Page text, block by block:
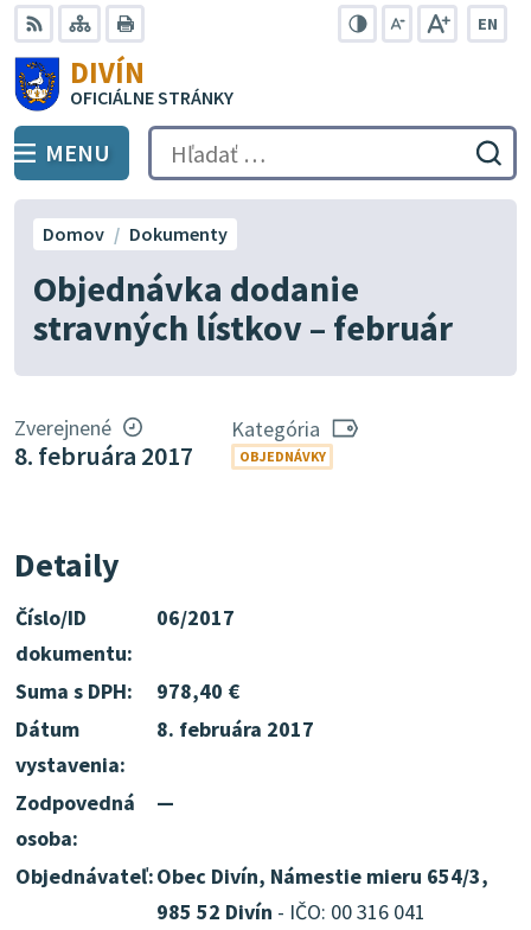
Preskočiť
na
obsah
RSS Mapa
EN
DIVÍN
OFICIÁLNE STRÁNKY
PREPNÚŤ
MENU Hľadať:
Objednávka dodanie
stravných lístkov – február
Domov Dokumenty
Zverejnené
8. februára 2017
Kategória
OBJEDNÁVKY
Detaily
Číslo/ID
dokumentu:
06/2017
Suma s DPH:
978,40 €
Dátum
vystavenia:
8. februára 2017
Zodpovedná
osoba:
—
Objednávateľ:Obec Divín, Námestie mieru 654/3,
985 52 Divín - IČO: 00 316 041